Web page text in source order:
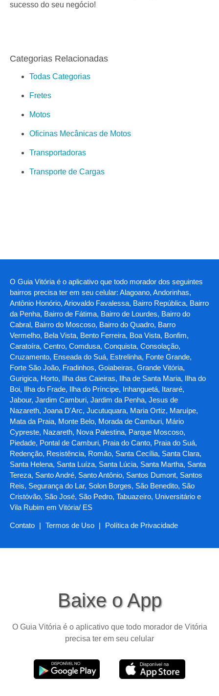
sucesso do seu negócio!
Categorias Relacionadas
Todas Categorias
Fretes
Motos
Oficinas Mecânicas de Motos
Transportadoras
Transporte de Cargas
O Guia Vitória é o aplicativo que todo morador dos seguintes
bairros precisa ter em seu celular: Alagoano, Andorinhas,
Antônio Honório, Ariovaldo Favalessa, Bairro República, Bairro
da Penha, Bairro de Fátima, Bairro de Lourdes, Bairro do
Cabral, Bairro do Moscoso, Bairro do Quadro, Barro
Vermelho, Bela Vista, Bento Ferreira, Boa Vista, Bonfim,
Caratoíra, Centro, Comdusa, Conquista, Consolação,
Cruzamento, Enseada do Suá, Estrelinha, Fonte Grande,
Forte São João, Fradinhos, Goiabeiras, Grande Vitória,
Gurigica, Horto, Ilha das Caieiras, Ilha de Santa Maria, Ilha do
Boi, Ilha do Frade, Ilha do Príncipe, Inhanguetá, Itararé,
Jabour, Jardim Camburi, Jardim da Penha, Jesus de
Nazareth, Joana D'Arc, Jucutuquara, Maria Ortiz, Maruípe,
Mata da Praia, Monte Belo, Morada de Camburi, Mário
Cypreste, Nazareth, Nova Palestina, Parque Moscoso,
Piedade, Pontal de Camburi, Praia do Canto, Praia do Suá,
Redenção, Resistência, Romão, Santa Cecília, Santa Clara,
Santa Helena, Santa Luíza, Santa Lúcia, Santa Martha, Santa
Tereza, Santo André, Santo Antônio, Santos Dumont, Santos
Reis, Segurança do Lar, Solon Borges, São Benedito, São
Cristóvão, São José, São Pedro, Tabuazeiro, Universitário e
Vila Rubim em Vitória/ ES
Contato | Termos de Uso | Política de Privacidade
Baixe o App
O Guia Vitória é o aplicativo que todo morador de Vitória
precisa ter em seu celular